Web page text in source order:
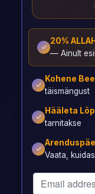
20%
— Ainult
Kohene
täismängust
Hääleta
tarnitakse
Vaata,